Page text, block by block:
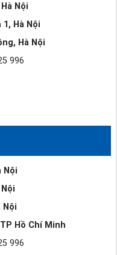
Nội
Hà Nội
Hà Nội
996
Nội
Nội
Hồ Chí Minh
996